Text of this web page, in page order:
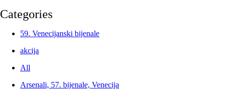
Categories
59. Venecijanski bijenale
akcija
All
Arsenali, 57. bijenale, Venecija